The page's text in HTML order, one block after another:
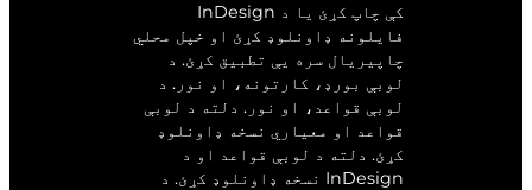
کې چاپ کړئ یا د InDesign
فایلونه ډاونلوډ کړئ او خپل محلي
چاپیریال سره یې تطبیق کړئ. د
لوبې بورډ، کارتونه، او نور. د
لوبې قواعد، او نور. دلته د لوبې
قواعد او معیاري نسخه ډاونلوډ
کړئ. دلته د لوبې قواعد او د
InDesign نسخه ډاونلوډ کړئ. د